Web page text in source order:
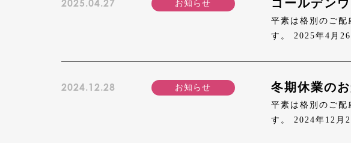
2025.04.27 お知らせ ゴールデン
平素は格別のご配
す。 2025年4月
2024.12.28 お知らせ 冬期休業の
平素は格別のご配
す。 2024年12月